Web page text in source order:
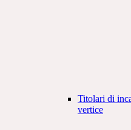
Titolari di
vertice